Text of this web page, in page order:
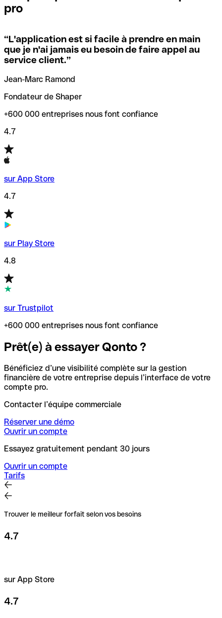
locales.
Si vous n'êtes pas sûr du code SWIFT que vous devriez
utiliser, nous avons développé un outil de recherche de
codes SWIFT par nom de banque.
vérification/recherche de codes SWIFT. Ainsi, vous pouvez
trouver et vérifier vos codes SWIFT avant de réaliser vos
transferts d’argent.
pro
“L'application est si facile à prendre en main
que je n'ai jamais eu besoin de faire appel au
service client.”
Jean-Marc Ramond
Fondateur de Shaper
+600 000 entreprises nous font confiance
4.7
sur App Store
4.7
sur Play Store
4.8
sur Trustpilot
+600 000 entreprises nous font confiance
Prêt(e) à essayer Qonto ?
Bénéficiez d’une visibilité complète sur la gestion
financière de votre entreprise depuis l’interface de votre
compte pro.
Contacter l’équipe commerciale
Réserver une démo
Ouvrir un compte
Essayez gratuitement pendant 30 jours
Ouvrir un compte
Tarifs
Trouver le meilleur forfait selon vos besoins
4.7
sur App Store
4.7